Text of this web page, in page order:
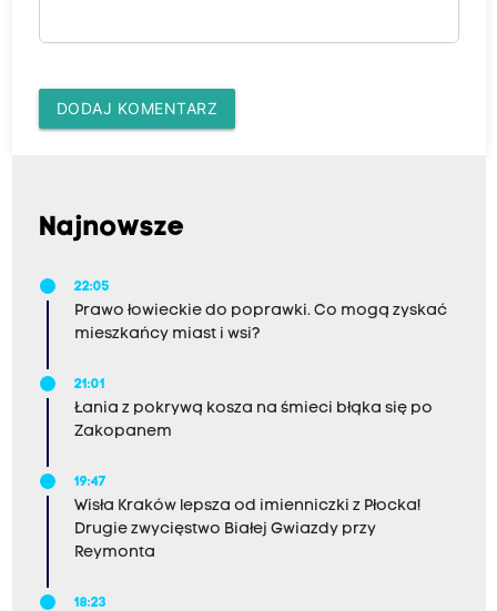
DODAJ KOMENTARZ
Najnowsze
22:05
Prawo łowieckie do poprawki. Co mogą zyskać
mieszkańcy miast i wsi?
21:01
Łania z pokrywą kosza na śmieci błąka się po
Zakopanem
19:47
Wisła Kraków lepsza od imienniczki z Płocka!
Drugie zwycięstwo Białej Gwiazdy przy
Reymonta
18:23